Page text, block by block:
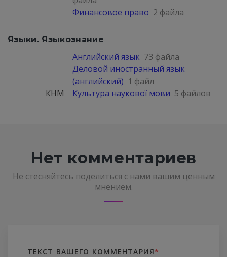
Финансовое право 2 файла
Языки. Языкознание
Английский язык 73 файла
Деловой иностранный язык
(английский) 1 файл
КНМ
Культура наукової мови 5 файлов
Нет комментариев
Не стесняйтесь поделиться с нами вашим ценным
мнением.
ТЕКСТ ВАШЕГО КОММЕНТАРИЯ*